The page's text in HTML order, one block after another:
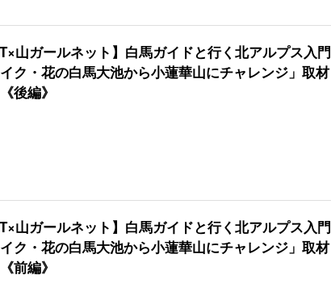
山ガールネット】白馬ガイドと行く北アルプス入門
ク・花の白馬大池から小蓮華山にチャレンジ」取材
後編》
山ガールネット】白馬ガイドと行く北アルプス入門
ク・花の白馬大池から小蓮華山にチャレンジ」取材
前編》